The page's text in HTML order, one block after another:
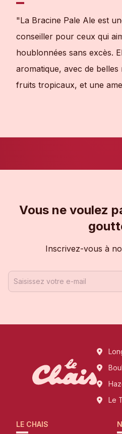
"La Bracine Pale Ale est
conseiller pour ceux qui
houblonnées sans excès.
aromatique, avec de belles
fruits tropicaux, et une
Vous ne voulez
Inscrivez-vous à
Le
LE CHAIS